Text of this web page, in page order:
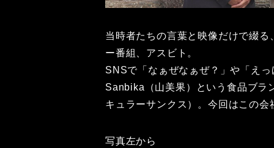
当時者たちの言葉と映像だけで綴
ー番組、アスビト。
SNSで「なぁぜなぁぜ？」や「え
Sanbika（山美果）という食品ブ
キュラーサンクス）。今回はこの
写真左から